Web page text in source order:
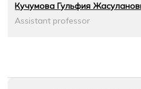
Кучумова Гульфия
Assistant professor